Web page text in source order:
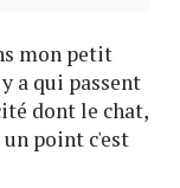
mon petit
a qui passent
dont le chat,
point c'est